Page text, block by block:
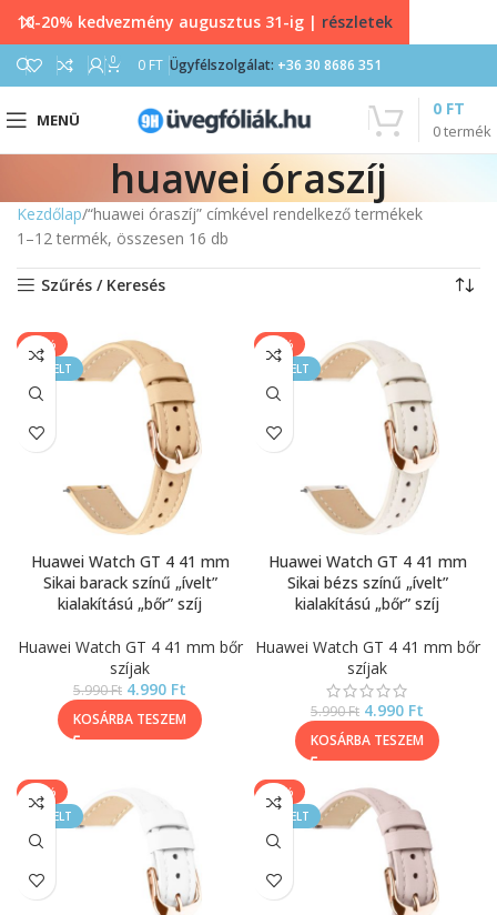
0 0 FT Ügyfélszolgálat: +36 30 8686 351
MENÜ
0termék
0 FT
huawei óraszíj
Kezdőlap “huawei óraszíj” címkével rendelkező termékek
1–12 termék, összesen 16 db
Szűrés / Keresés
-17%
KIEMELT
Huawei Watch GT 4 41 mm
Sikai barack színű „ívelt”
kialakítású „bőr” szíj
Huawei Watch GT 4 41 mm bőr
szíjak
5.990Ft 4.990 Ft
KOSÁRBA TESZEM
-17%
KIEMELT
Huawei Watch GT 4 41 mm
Sikai bézs színű „ívelt”
kialakítású „bőr” szíj
Huawei Watch GT 4 41 mm bőr
szíjak
5.990Ft 4.990 Ft
KOSÁRBA TESZEM
-17%
KIEMELT
-17%
KIEMELT
10-20% kedvezmény augusztus 31-ig | részletek